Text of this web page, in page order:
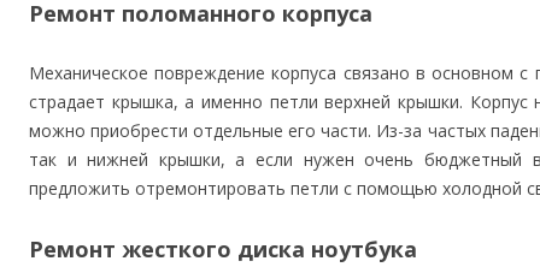
Ремонт поломанного корпуса
Механическое повреждение корпуса связано в основном
страдает крышка, а именно петли верхней крышки. Корпус
можно приобрести отдельные его части. Из-за частых
так и нижней крышки, а если нужен очень бюджетный
предложить отремонтировать петли с помощью холодной
Ремонт жесткого диска ноутбука